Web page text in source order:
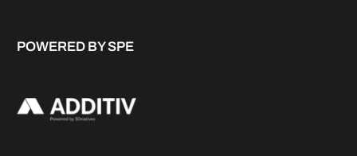
POWERED BY SPE